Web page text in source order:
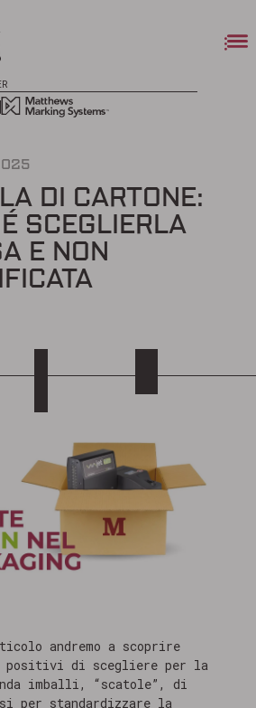
DI CARTONE:
SCEGLIERLA
E NON
andremo a scoprire
di scegliere per la
imballi, “scatole”, di
per standardizzare la